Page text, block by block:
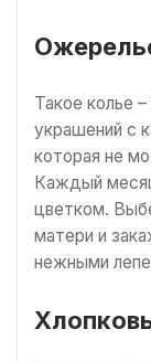
Такое колье
украшений с
которая не
Каждый
цветком.
матери и
нежными